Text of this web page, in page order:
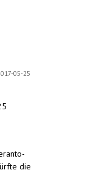
05-25
die